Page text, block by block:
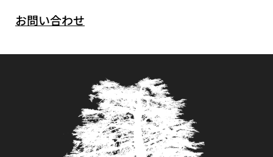
お問い合わせ